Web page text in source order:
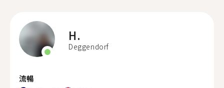
H.
Deggendorf
流暢